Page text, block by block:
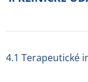
4.1 Terapeutické